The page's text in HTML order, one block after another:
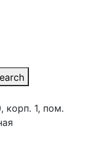
корп. 1, пом.